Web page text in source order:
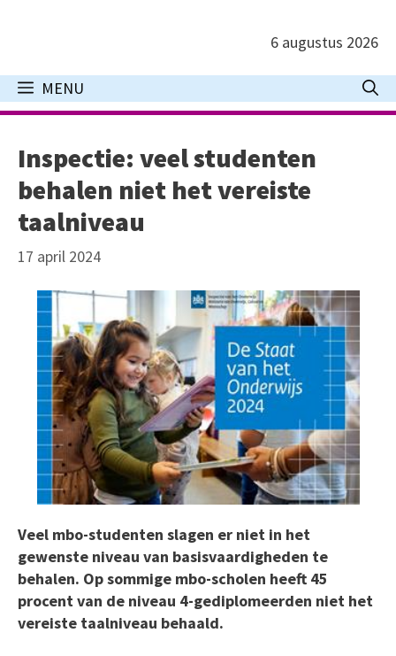
inhoud
6 augustus 2026
MENU
Inspectie: veel studenten
behalen niet het vereiste
taalniveau
17 april 2024
Veel mbo-studenten slagen er niet in het
gewenste niveau van basisvaardigheden te
behalen. Op sommige mbo-scholen heeft 45
procent van de niveau 4-gediplomeerden niet het
vereiste taalniveau behaald.